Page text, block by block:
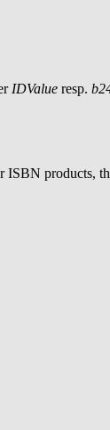
IDValue resp.
products,